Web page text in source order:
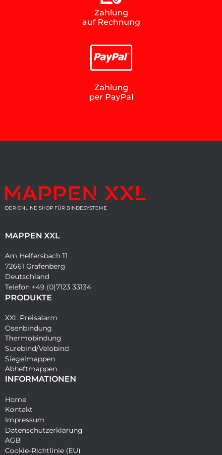
Zahlung
auf Rechnung
Zahlung
per PayPal
DER ONLINE SHOP FÜR BINDESYSTEME
MAPPEN XXL
Am Helfersbach 11
72661 Grafenberg
Deutschland
Telefon +49 (0)7123 33134
PRODUKTE
XXL Preisalarm
Ösenbindung
Thermobindung
Surebind/Velobind
Siegelmappen
Abheftmappen
INFORMATIONEN
Home
Kontakt
Impressum
Datenschutzerklärung
AGB
Cookie-Richtlinie (EU)